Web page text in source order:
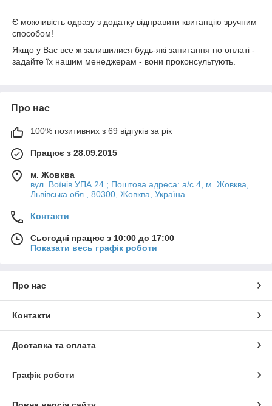
Є можливість одразу з додатку відправити квитанцію зручним
способом!
Якщо у Вас все ж залишилися будь-які запитання по оплаті -
задайте їх нашим менеджерам - вони проконсультують.
Про нас
100% позитивних з 69 відгуків за рік
Працює з 28.09.2015
м. Жовква
вул. Воїнів УПА 24 ; Поштова адреса: а/с 4, м. Жовква,
Львівська обл., 80300, Жовква, Україна
Контакти
Сьогодні працює з 10:00 до 17:00
Показати весь графік роботи
Про нас
Контакти
Доставка та оплата
Графік роботи